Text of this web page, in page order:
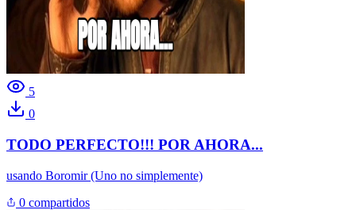
5
0
TODO PERFECTO!!! POR AHORA...
usando Boromir (Uno no simplemente)
0 compartidos